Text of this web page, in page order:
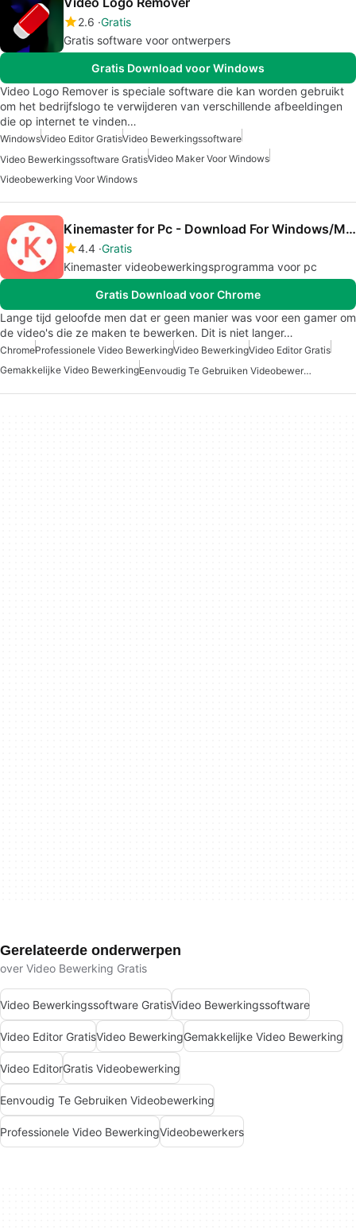
2.6 Gratis
Gratis software voor ontwerpers
Gratis Download voor Windows
Video Logo Remover is speciale software die kan worden gebruikt
om het bedrijfslogo te verwijderen van verschillende afbeeldingen
die op internet te vinden…
WindowsVideo Editor GratisVideo Bewerkingssoftware
Video Bewerkingssoftware GratisVideo Maker Voor Windows
Videobewerking Voor Windows
Kinemaster for Pc - Download For Windows/Mac
4.4 Gratis
Kinemaster videobewerkingsprogramma voor pc
Gratis Download voor Chrome
Lange tijd geloofde men dat er geen manier was voor een gamer om
de video's die ze maken te bewerken. Dit is niet langer…
ChromeProfessionele Video BewerkingVideo BewerkingVideo Editor Gratis
Gemakkelijke Video Bewerking
Eenvoudig Te Gebruiken Videobewerking
Gerelateerde onderwerpen
over Video Bewerking Gratis
Video Bewerkingssoftware GratisVideo Bewerkingssoftware
Video Editor GratisVideo BewerkingGemakkelijke Video Bewerking
Video EditorGratis Videobewerking
Eenvoudig Te Gebruiken Videobewerking
Professionele Video BewerkingVideobewerkers